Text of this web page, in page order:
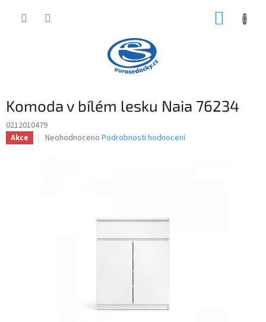
Komoda v bílém lesku Naia 76234
0212010479
Akce
Průměrné
Neohodnoceno Podrobnosti hodnocení